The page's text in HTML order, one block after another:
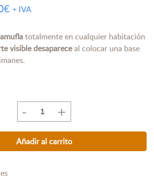
€ + IVA
totalmente en cualquier habitación
visible desapareceal colocar una base
-
Caja
fuerte
camuflada
Ollé
+
Añadir al carrito